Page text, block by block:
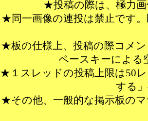
★投稿の際は、極力
★同一画像の連投は禁止です
★板の仕様上、投稿の際コメ
ペースキーによる
★１スレッドの投稿上限は50
する
★その他、一般的な掲示板の